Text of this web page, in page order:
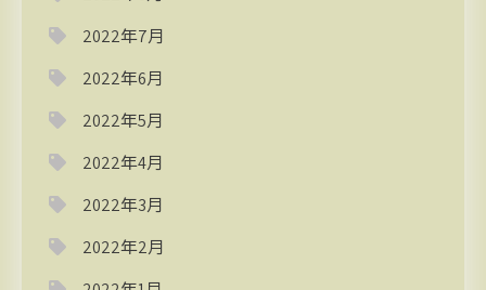
2022年7月
2022年6月
2022年5月
2022年4月
2022年3月
2022年2月